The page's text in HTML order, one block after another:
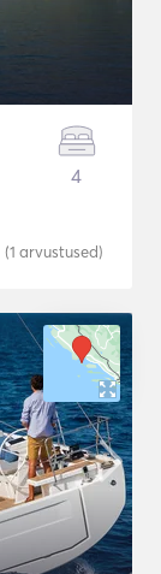
4
(1 arvustused)